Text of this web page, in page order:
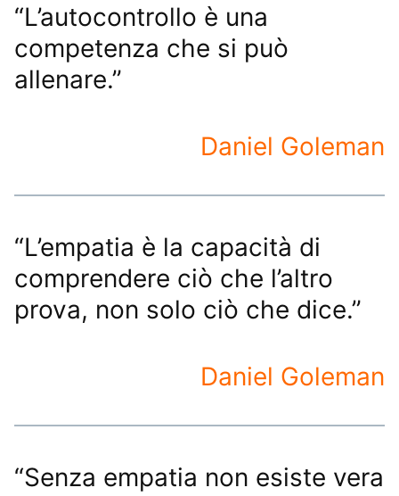
“L’autocontrollo è una
competenza che si può
allenare.”
Daniel Goleman
“L’empatia è la capacità di
comprendere ciò che l’altro
prova, non solo ciò che dice.”
Daniel Goleman
“Senza empatia non esiste vera